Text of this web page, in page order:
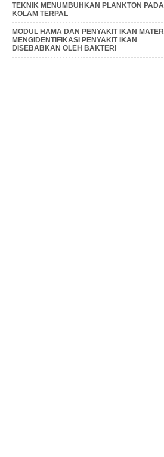
TEKNIK MENUMBUHKAN PLANKTON PADA
KOLAM TERPAL
MODUL HAMA DAN PENYAKIT IKAN MATERI
MENGIDENTIFIKASI PENYAKIT IKAN
DISEBABKAN OLEH BAKTERI